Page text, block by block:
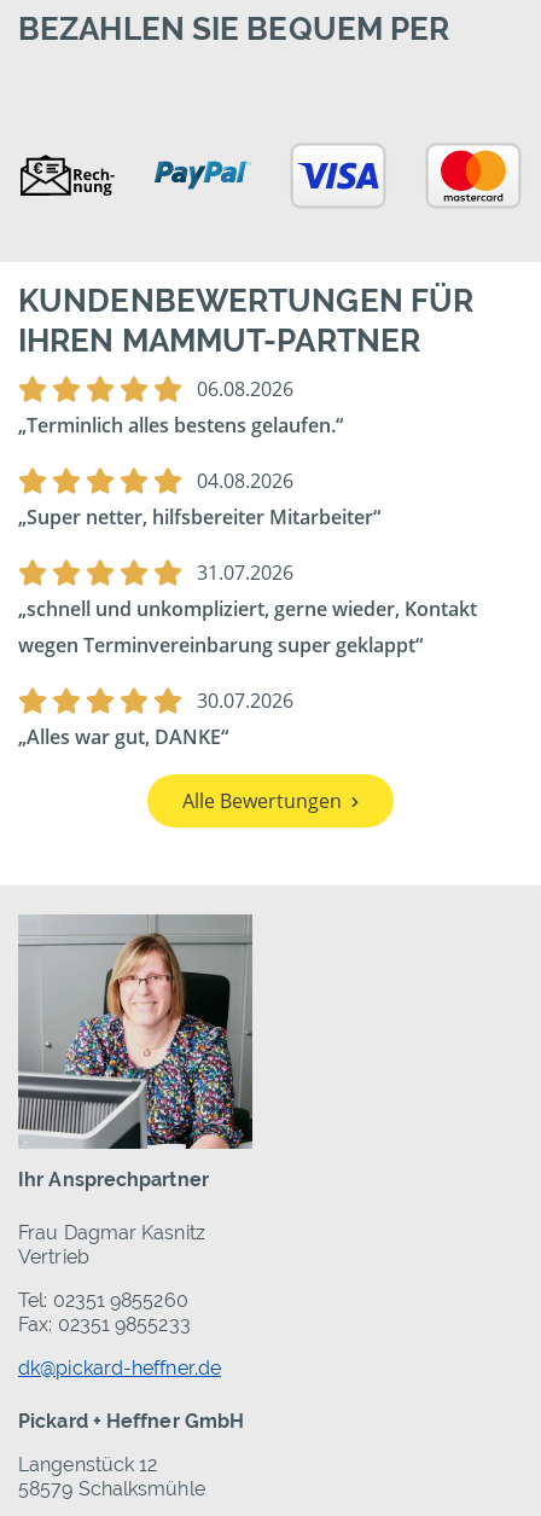
BEZAHLEN SIE BEQUEM PER
KUNDENBEWERTUNGEN FÜR
IHREN MAMMUT-PARTNER
06.08.2026
Terminlich alles bestens gelaufen.
04.08.2026
Super netter, hilfsbereiter Mitarbeiter
31.07.2026
schnell und unkompliziert, gerne wieder, Kontakt
wegen Terminvereinbarung super geklappt
30.07.2026
Alles war gut, DANKE
Alle Bewertungen
Ihr Ansprechpartner
Frau Dagmar Kasnitz
Vertrieb
Tel: 02351 9855260
Fax: 02351 9855233
dk@pickard-heffner.de
Pickard + Heffner GmbH
Langenstück 12
58579 Schalksmühle